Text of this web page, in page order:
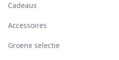
Cadeaus
Accessoires
Groene selectie